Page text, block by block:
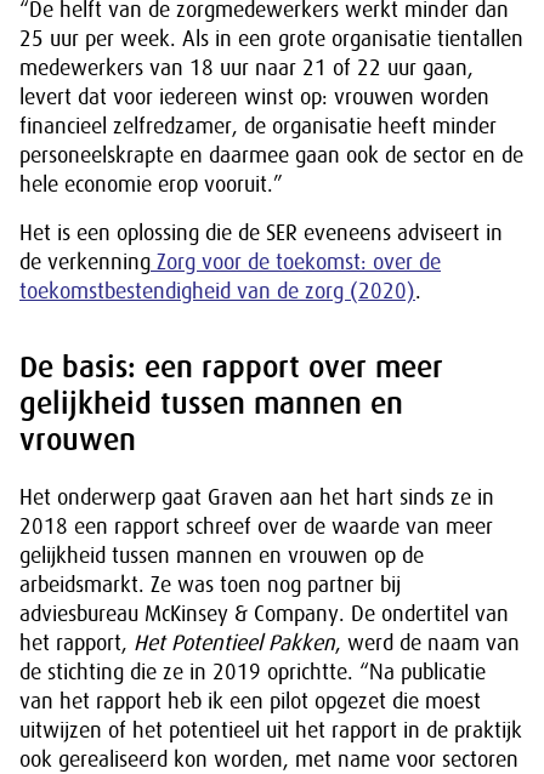
“De helft van de zorgmedewerkers werkt minder dan
25 uur per week. Als in een grote organisatie tientallen
medewerkers van 18 uur naar 21 of 22 uur gaan,
levert dat voor iedereen winst op: vrouwen worden
financieel zelfredzamer, de organisatie heeft minder
personeelskrapte en daarmee gaan ook de sector en de
hele economie erop vooruit.”
Het is een oplossing die de SER eveneens adviseert in
de verkenning Zorg voor de toekomst: over de
toekomstbestendigheid van de zorg (2020).
De basis: een rapport over meer
gelijkheid tussen mannen en
vrouwen
Het onderwerp gaat Graven aan het hart sinds ze in
2018 een rapport schreef over de waarde van meer
gelijkheid tussen mannen en vrouwen op de
arbeidsmarkt. Ze was toen nog partner bij
adviesbureau McKinsey & Company. De ondertitel van
het rapport, Het Potentieel Pakken, werd de naam van
de stichting die ze in 2019 oprichtte. “Na publicatie
van het rapport heb ik een pilot opgezet die moest
uitwijzen of het potentieel uit het rapport in de praktijk
ook gerealiseerd kon worden, met name voor sectoren